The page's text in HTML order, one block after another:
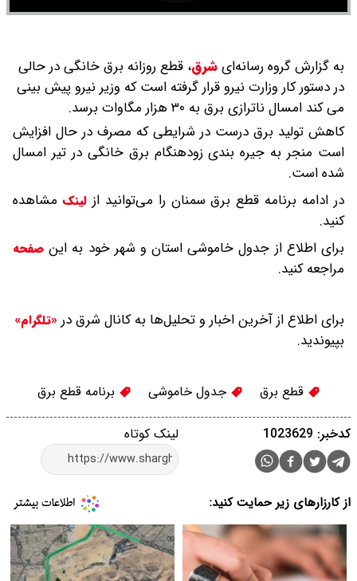
به گزارش گروه رسانه‌ایشرق، قطع روزانه برق خانگی در حالی
در دستور کار وزارت نیرو قرار گرفته است که وزیر نیرو پیش بینی
می کند امسال ناترازی برق به ۳۰ هزار مگاوات برسد.
کاهش تولید برق درست در شرایطی که مصرف در حال افزایش
است منجر به جیره بندی زودهنگام برق خانگی در تیر امسال
شده است.
در ادامه برنامه قطع برق سمنان را می‌توانید ازلینک مشاهده
کنید.
برای اطلاع از جدول خاموشی استان و شهر خود به این صفحه
مراجعه کنید.
برای اطلاع از آخرین اخبار و تحلیل‌ها به کانال شرق در «تلگرام»
بپیوندید.
قطع برق جدول خاموشی برنامه قطع برق
لینک کوتاه کدخبر: 1023629
از کارزارهای زیر حمایت کنید: